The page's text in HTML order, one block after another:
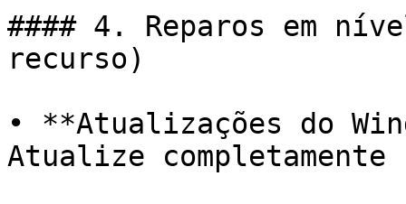
#### 4. Reparos em
recurso)
• **Atualizações do
Atualize